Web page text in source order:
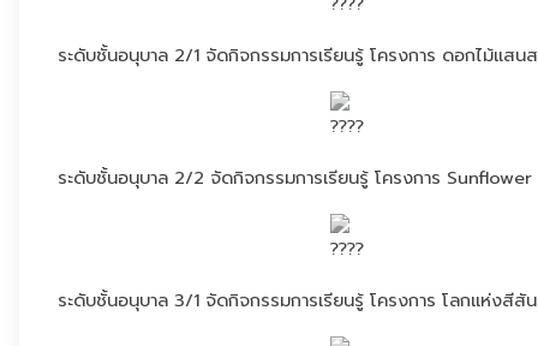
ระดับชั้นอนุบาล 2/1 จัดกิจกรรมการเรียนรู้ โครงการ ดอกไม้แสน
ระดับชั้นอนุบาล 2/2 จัดกิจกรรมการเรียนรู้ โครงการ
ระดับชั้นอนุบาล 3/1 จัดกิจกรรมการเรียนรู้ โครงการ โลกแห่งสีสัน